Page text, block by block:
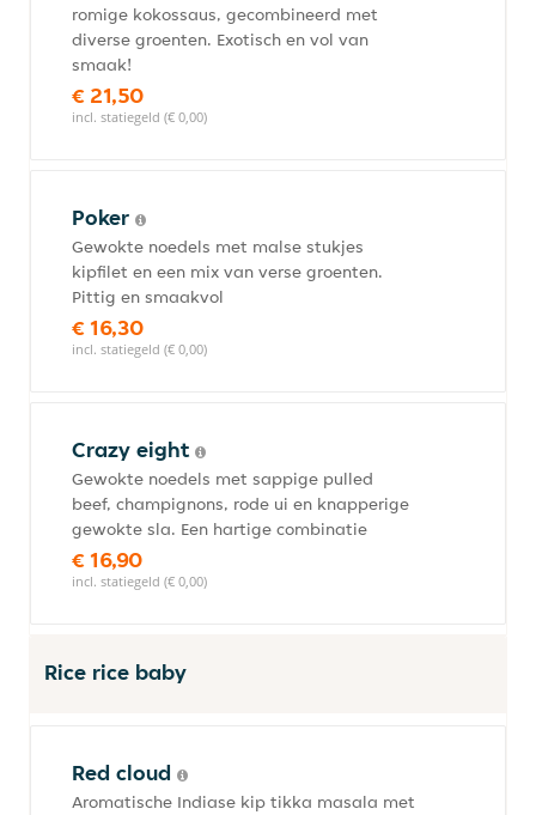
romige kokossaus, gecombineerd met
diverse groenten. Exotisch en vol van
smaak!
€ 21,50
incl. statiegeld (€ 0,00)
Poker
Gewokte noedels met malse stukjes
kipfilet en een mix van verse groenten.
Pittig en smaakvol
€ 16,30
incl. statiegeld (€ 0,00)
Crazy eight
Gewokte noedels met sappige pulled
beef, champignons, rode ui en knapperige
gewokte sla. Een hartige combinatie
€ 16,90
incl. statiegeld (€ 0,00)
Rice rice baby
Red cloud
Aromatische Indiase kip tikka masala met